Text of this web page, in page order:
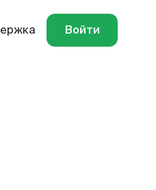
Войти